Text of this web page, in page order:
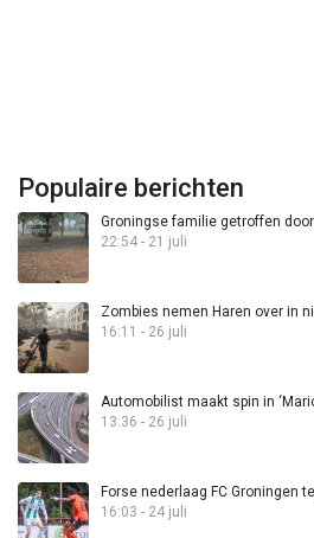
Populaire berichten
Groningse familie getroffen
22:54 - 21 juli
Zombies nemen Haren over in
16:11 - 26 juli
Automobilist maakt spin in
13:36 - 26 juli
Forse nederlaag FC Groningen
16:03 - 24 juli